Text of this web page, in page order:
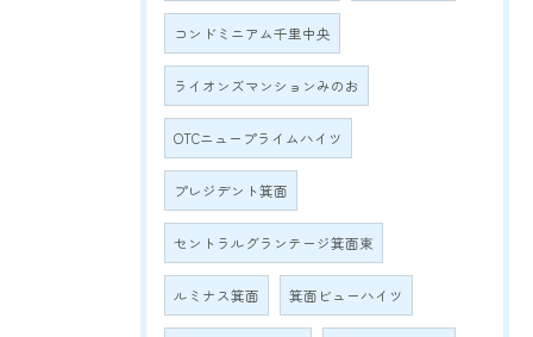
コンドミニアム千里中央
ライオンズマンションみのお
OTCニュープライムハイツ
プレジデント箕面
セントラルグランテージ箕面東
ルミナス箕面 箕面ビューハイツ